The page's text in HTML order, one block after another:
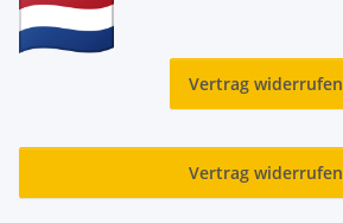
Vertrag widerrufen
Vertrag widerrufen